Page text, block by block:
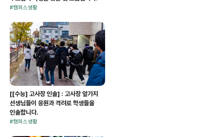
#캠퍼스생활
[[수능] 고사장 인솔] : 고사장 앞가지
선생님들이 응원과 격려로 학생들을
인솔합니다.
#캠퍼스생활